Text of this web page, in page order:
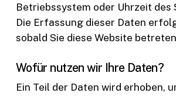
Betriebssystem oder Uhrzeit des
Die Erfassung dieser Daten
sobald Sie diese Website
Wofür nutzen wir Ihre Daten?
Ein Teil der Daten wird erhoben,